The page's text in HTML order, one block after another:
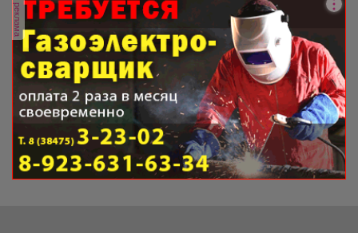
реклама